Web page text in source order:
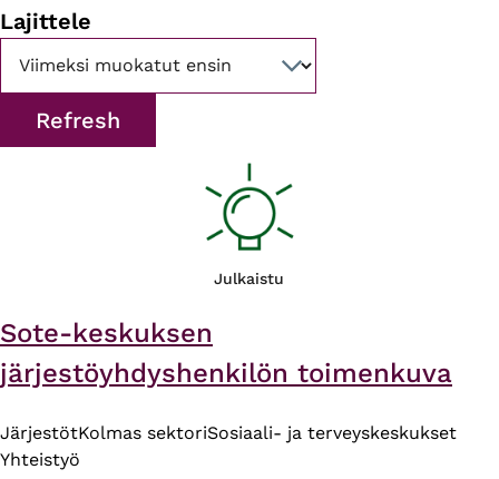
Lajittele
Julkaistu
Sote-keskuksen
järjestöyhdyshenkilön toimenkuva
JärjestötKolmas sektoriSosiaali- ja terveyskeskukset
Yhteistyö